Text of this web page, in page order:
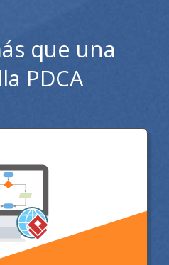
que una
PDCA